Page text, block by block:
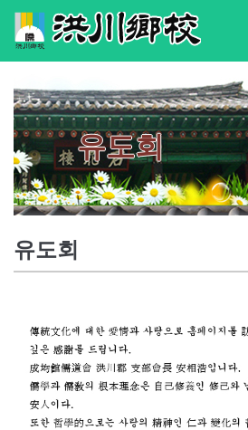
유도회
유도회